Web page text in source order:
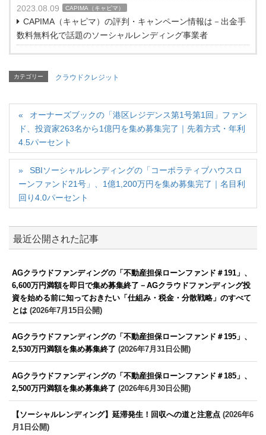
2023.08.09 CAPIMA（キャピマ）
CAPIMA（キャピマ）の評判・キャンペーン情報は－出金手
数料無料化で話題のソーシャルレンディング事業者
カテゴリー クラウドクレジット
オーナーズブックの「港区レジデンス第1号第1回」ファン
ド、投資家263名から1億円を集め募集完了｜先着方式・年利
4.5パーセント
SBIソーシャルレンディングの「コーポラティブハウスロ
ーンファンド21号」、1億1,200万円を集め募集完了｜名目利
回り4.0パーセント
最近公開された記事
AGクラウドファンディングの「不動産担保ローンファンド＃191」、
6,600万円満額を即日で集め募集終了－AGクラウドファンディング投
資を始める前に知っておきたい「仕組み・税金・分散戦略」のすべて
とは (2026年7月15日公開)
AGクラウドファンディングの「不動産担保ローンファンド＃195」、
2,530万円満額を集め募集終了 (2026年7月31日公開)
AGクラウドファンディングの「不動産担保ローンファンド＃185」、
2,500万円満額を集め募集終了 (2026年6月30日公開)
【ソーシャルレンディング】延滞発生！回収への道と注意点 (2026年6
月1日公開)